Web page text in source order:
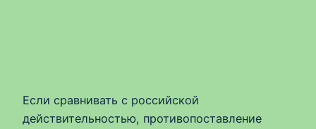
Если сравнивать с российской
действительностью, противопоставление